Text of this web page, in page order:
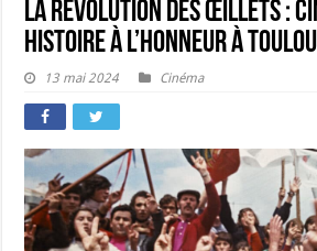
La Révolution des Œillets :
Histoire à l’Honneur à
13 mai 2024 Cinéma